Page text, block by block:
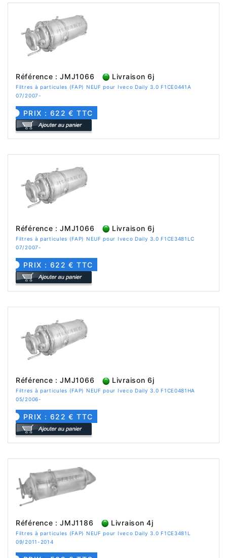
Référence : JMJ1066 Livraison 6j
Filtres à particules (FAP) NEUF pour Iveco Daily 3.0 F1CE0441A
07/2007-
PRIX : 622 € TTC
Référence : JMJ1066 Livraison 6j
Filtres à particules (FAP) NEUF pour Iveco Daily 3.0 F1CE3481LC
07/2007-
PRIX : 622 € TTC
Référence : JMJ1066 Livraison 6j
Filtres à particules (FAP) NEUF pour Iveco Daily 3.0 F1CE0481HA
05/2006-
PRIX : 622 € TTC
Référence : JMJ1186 Livraison 4j
Filtres à particules (FAP) NEUF pour Iveco Daily 3.0 F1CE3481L
09/2011-2014